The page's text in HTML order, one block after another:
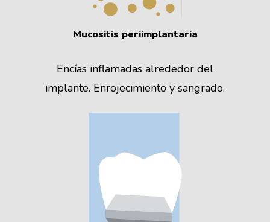
Mucositis periimplantaria
Encías inflamadas alrededor del
implante. Enrojecimiento y sangrado.